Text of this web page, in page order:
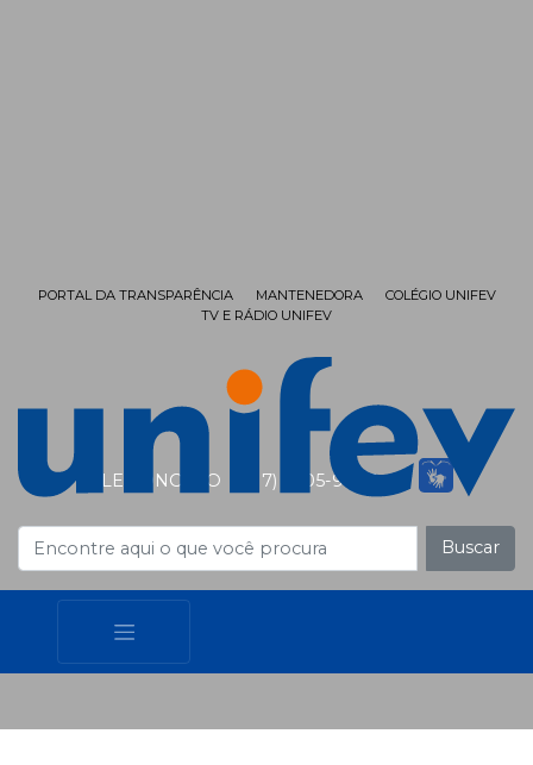
FALE CONOSCO (17) 3405-9999
PORTAL DA TRANSPARÊNCIA MANTENEDORA
COLÉGIO UNIFEV
TV E RÁDIO UNIFEV
Buscar